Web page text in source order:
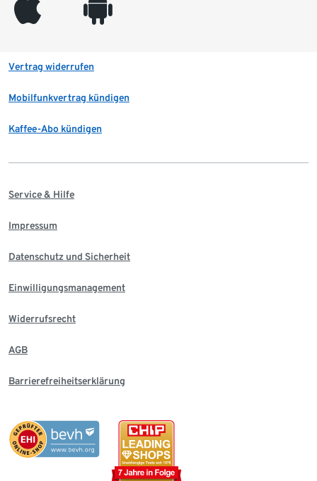
appleinc android
Vertrag widerrufen
Mobilfunkvertrag kündigen
Kaffee-Abo kündigen
Service & Hilfe
Impressum
Datenschutz und Sicherheit
Einwilligungsmanagement
Widerrufsrecht
AGB
Barrierefreiheitserklärung